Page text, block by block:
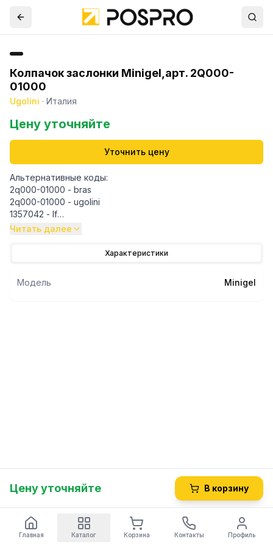
Колпачок заслонки Minigel,арт. 2Q000-
01000
Ugolini · Италия
Цену уточняйте
Уточнить цену
Альтернативные коды:
2q000-01000 - bras
2q000-01000 - ugolini
1357042 - lf
Читать далее
Характеристики
Модель Minigel
Цену уточняйте В корзину
Главная Каталог Корзина Контакты Профиль